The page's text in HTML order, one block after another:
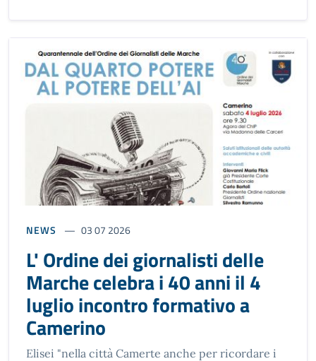
NEWS 03 07 2026
L' Ordine dei giornalisti delle
Marche celebra i 40 anni il 4
luglio incontro formativo a
Camerino
Elisei "nella città Camerte anche per ricordare i